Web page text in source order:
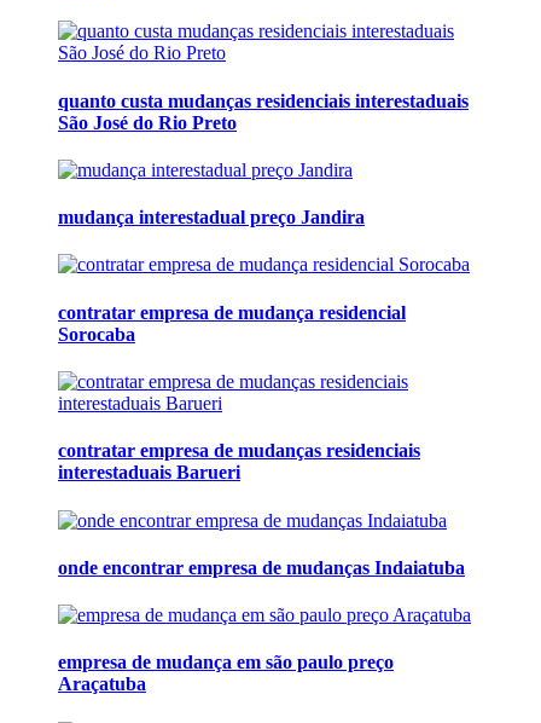
quanto custa mudanças residenciais interestaduais
São José do Rio Preto
mudança interestadual preço Jandira
contratar empresa de mudança residencial
Sorocaba
contratar empresa de mudanças residenciais
interestaduais Barueri
onde encontrar empresa de mudanças Indaiatuba
empresa de mudança em são paulo preço
Araçatuba